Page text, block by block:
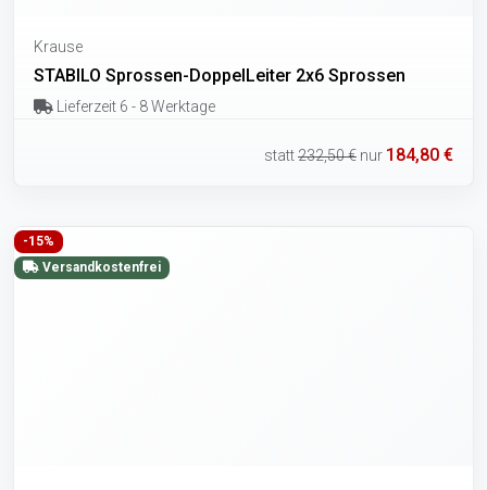
Krause
STABILO Sprossen-DoppelLeiter 2x6 Sprossen
Lieferzeit 6 - 8 Werktage
statt232,50 € nur 184,80 €
-15%
Versandkostenfrei